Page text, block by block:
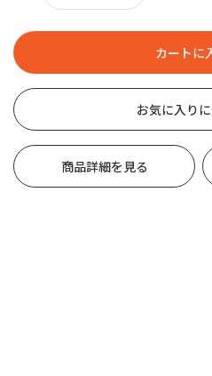
お気に入り
商品詳細を見る